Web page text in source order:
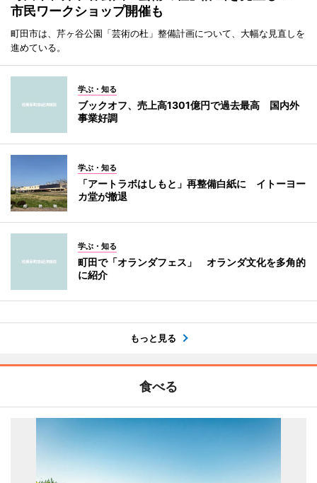
市民ワークショップ開催も
町田市は、芹ヶ谷公園「芸術の杜」整備計画について、大幅な見直しを
進めている。
学ぶ・知る
ブックオフ、売上高1301億円で過去最高 国内外
事業好調
学ぶ・知る
「アートラボはしもと」再整備白紙に イトーヨー
カ堂が撤退
学ぶ・知る
町田で「オランダフェス」 オランダ文化を多角的
に紹介
もっと見る
食べる